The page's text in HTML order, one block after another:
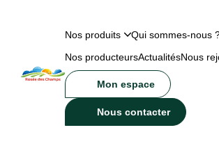
Nos produits
Qui sommes-nous
Nos producteursActualitésNous
Mon espace
Nous contacter